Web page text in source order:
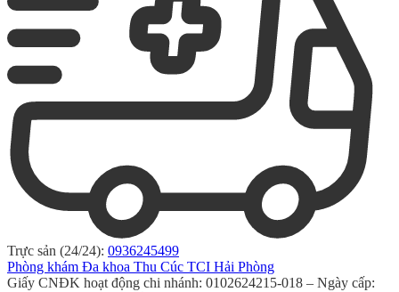
Trực sản (24/24): 0936245499
Phòng khám Đa khoa Thu Cúc TCI Hải Phòng
Giấy CNĐK hoạt động chi nhánh: 0102624215-018 – Ngày cấp: